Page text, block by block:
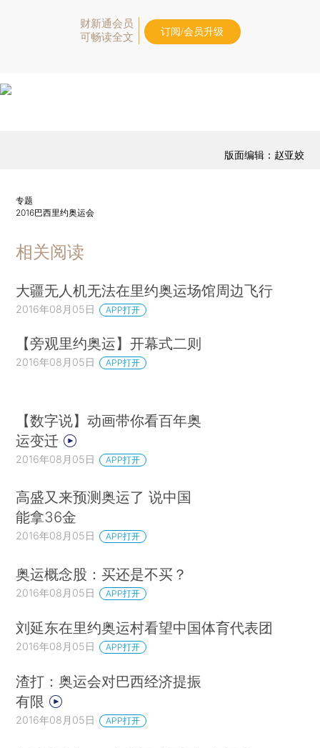
财新通会员
可畅读全文
订阅/会员升级
版面编辑：赵亚姣
专题
2016巴西里约奥运会
相关阅读
大疆无人机无法在里约奥运场馆周边飞行
2016年08月05日 APP打开
【旁观里约奥运】开幕式二则
2016年08月05日 APP打开
【数字说】动画带你看百年奥
运变迁
2016年08月05日 APP打开
高盛又来预测奥运了 说中国
能拿36金
2016年08月05日 APP打开
奥运概念股：买还是不买？
2016年08月05日 APP打开
刘延东在里约奥运村看望中国体育代表团
2016年08月05日 APP打开
渣打：奥运会对巴西经济提振
有限
2016年08月05日 APP打开